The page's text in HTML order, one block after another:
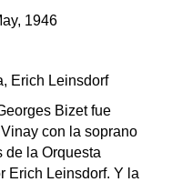
1946
Erich Leinsdorf
Bizet fue
con la soprano
de la Orquesta
Erich Leinsdorf. Y la